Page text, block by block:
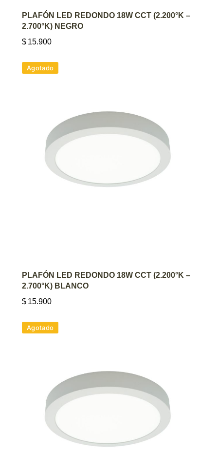
AGREGAR AL CARRITO
PLAFÓN LED REDONDO 18W CCT (2.200°K –
2.700°K) NEGRO
$ 15.900
Agotado
AGREGAR AL CARRITO
PLAFÓN LED REDONDO 18W CCT (2.200°K –
2.700°K) BLANCO
$ 15.900
Agotado